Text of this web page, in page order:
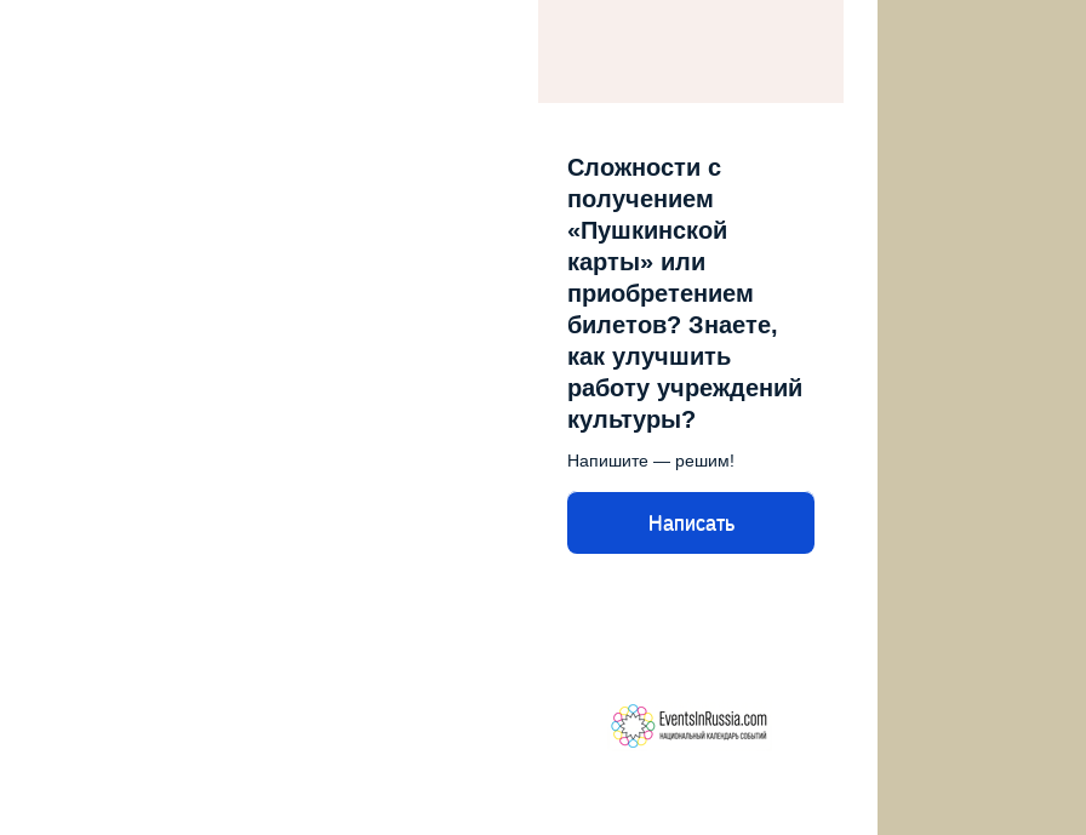
Сложности с
получением
«Пушкинской
карты» или
приобретением
билетов? Знаете,
как улучшить
работу учреждений
культуры?
Напишите — решим!
Написать